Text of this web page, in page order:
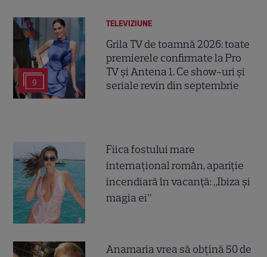
9
TELEVIZIUNE
Grila TV de toamnă 2026: toate
premierele confirmate la Pro
TV și Antena 1. Ce show-uri și
seriale revin din septembrie
Fiica fostului mare
internațional român, apariție
incendiară în vacanță: „Ibiza și
magia ei”
Anamaria vrea să obțină 50 de